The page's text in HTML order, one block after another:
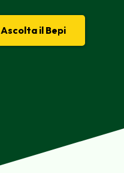
Ascolta il Bepi